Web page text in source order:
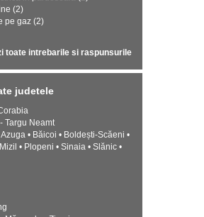
(2)
pe gaz (2)
toate intrebarile si raspunsurile
judetele
Targu Neamt
• Băicoi • Boldești-Scăeni •
• Plopeni • Sinaia • Slănic •